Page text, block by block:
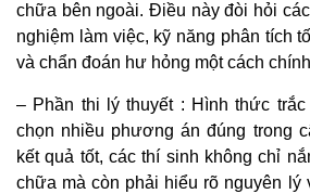
chữa bên ngoài. Điều này đòi hỏi
nghiệm làm việc, kỹ năng phân tích
và chẩn đoán hư hỏng một cách
– Phần thi lý thuyết : Hình thức
chọn nhiều phương án đúng trong
kết quả tốt, các thí sinh không chỉ
chữa mà còn phải hiểu rõ nguyên lý